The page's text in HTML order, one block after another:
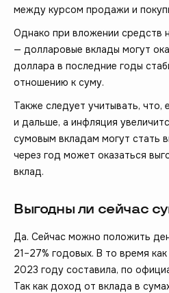
между курсом продажи и
Однако при вложении средств
— долларовые вклады могут
доллара в последние годы
отношению к суму.
Также следует учитывать, что,
и дальше, а инфляция
сумовым вкладам могут стать
через год может оказаться
вклад.
Выгодны ли сейчас
Да. Сейчас можно положить
21–27% годовых. В то время
2023 году составила, по
Так как доход от вклада в